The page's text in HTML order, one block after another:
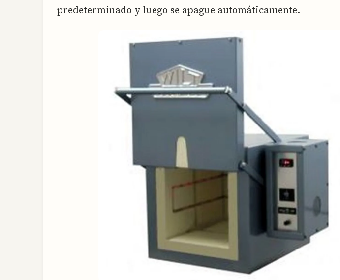
predeterminado y luego se apague automáticamente.